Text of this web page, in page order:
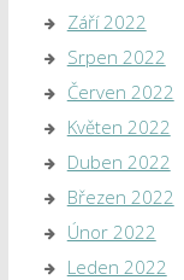
Září 2022
Srpen 2022
Červen 2022
Květen 2022
Duben 2022
Březen 2022
Únor 2022
Leden 2022